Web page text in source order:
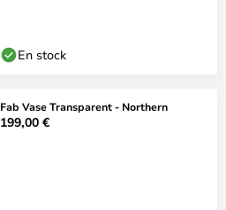
En stock
Fab Vase Transparent - Northern
199,00 €